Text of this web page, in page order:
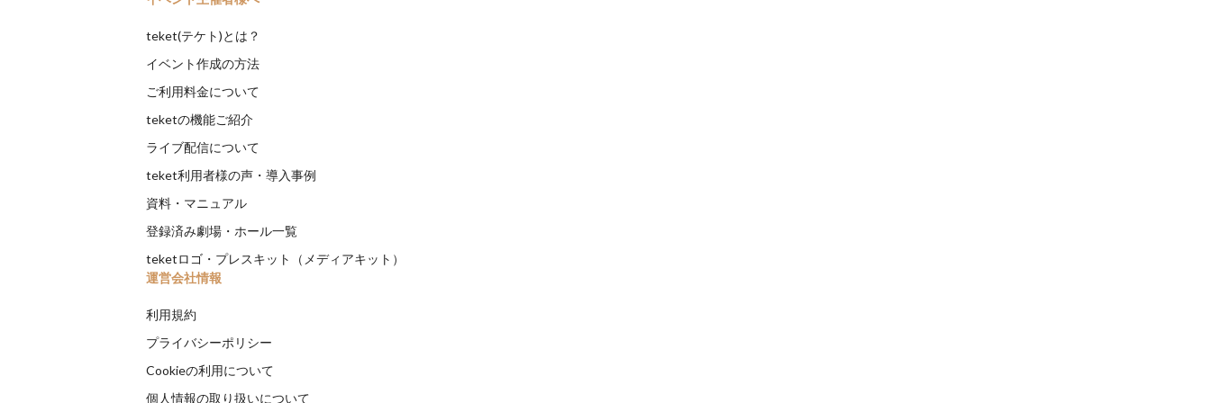
teket(テケト)とは？
イベント作成の方法
ご利用料金について
teketの機能ご紹介
ライブ配信について
teket利用者様の声・導入事例
資料・マニュアル
登録済み劇場・ホール一覧
teketロゴ・プレスキット（メディアキット）
運営会社情報
利用規約
プライバシーポリシー
Cookieの利用について
個人情報の取り扱いについて